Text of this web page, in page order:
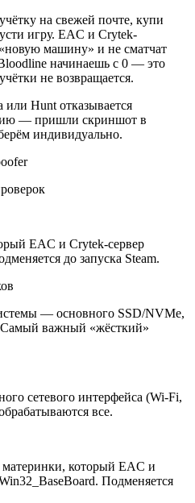
на свежей почте, купи
игру. EAC и Crytek-
машину» и не сматчат
начинаешь с 0 — это
не возвращается.
Hunt отказывается
— пришли скриншот в
индивидуально.
EAC и Crytek-сервер
до запуска Steam.
— основного SSD/NVMe,
важный «жёсткий»
сетевого интерфейса (Wi-Fi,
все.
который EAC и
Подменяется